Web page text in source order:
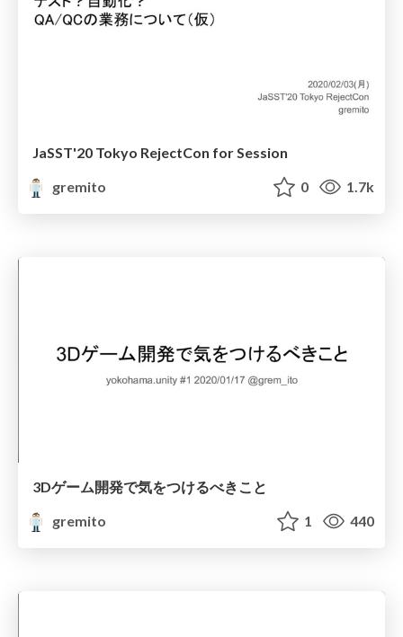
JaSST'20 Tokyo RejectCon for Session
gremito
0 1.7k
3Dゲーム開発で気をつけるべきこと
gremito
1 440